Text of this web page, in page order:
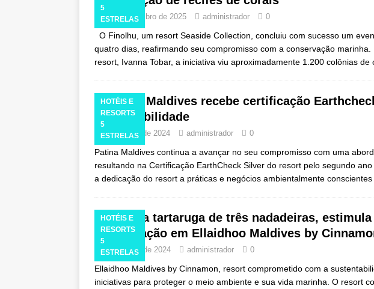
ESPECIAIS
5
ESTRELAS
18 de setembro de 2025 administrador 0
O Finolhu, um resort Seaside Collection, concluiu com sucesso um
quatro dias, reafirmando seu compromisso com a conservação
resort, Ivanna Tobar, a iniciativa viu aproximadamente 1.200 colônias de
HOTÉIS E
RESORTS
5
ESTRELAS
Patina Maldives recebe certificação
sustentabilidade
19 de julho de 2024 administrador 0
Patina Maldives continua a avançar no seu compromisso com uma
resultando na Certificação EarthCheck Silver do resort pelo segundo
a dedicação do resort a práticas e negócios ambientalmente conscientes
HOTÉIS E
RESORTS
5
ESTRELAS
Tripé, a tartaruga de três nadadeiras,
conservação em Ellaidhoo Maldives by
23 de maio de 2024 administrador 0
Ellaidhoo Maldives by Cinnamon, resort comprometido com a
iniciativas para proteger o meio ambiente e sua vida marinha. O resort